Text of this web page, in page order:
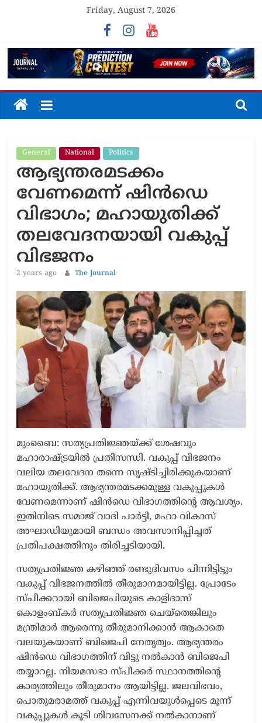
Friday, August 7, 2026
The
Unfolding
The
General National Politics
ആഭ്യന്തരമടക്കം
വേണമെന്ന് ഷിൻഡെ
വിഭാഗം; മഹായുതിക്ക്
തലവേദനയായി വകുപ്പ്
വിഭജനം
2 years ago The Journal
മുംബൈ: സത്യപ്രതിജ്ഞയ്ക്ക് ശേഷവും
മഹാരാഷ്ട്രയിൽ പ്രതിസന്ധി. വകുപ്പ് വിഭജനം
വലിയ തലവേദന തന്നെ സൃഷ്ടിച്ചിരിക്കുകയാണ്
മഹായുതിക്ക്. ആഭ്യന്തരമടക്കമുള്ള വകുപ്പുകൾ
വേണമെന്നാണ് ഷിൻഡെ വിഭാഗത്തിന്റെ ആവശ്യം.
ഇതിനിടെ സമാജ് വാദി പാർട്ടി, മഹാ വികാസ്
അഘാഡിയുമായി ബന്ധം അവസാനിപ്പിച്ചത്
പ്രതിപക്ഷത്തിനും തിരിച്ചടിയായി.
സത്യപ്രതിജ്ഞ കഴിഞ്ഞ് രണ്ടുദിവസം പിന്നിട്ടിട്ടും
വകുപ്പ് വിഭജനത്തിൽ തീരുമാനമായിട്ടില്ല. പ്രോടേം
സ്പീക്കറായി ബിജെപിയുടെ കാളിദാസ്
കൊളംബ്കർ സത്യപ്രതിജ്ഞ ചെയ്തെങ്കിലും
മന്ത്രിമാർ ആരെന്നു തീരുമാനിക്കാൻ ആകാതെ
വലയുകയാണ് ബിജെപി നേതൃത്വം. ആഭ്യന്തരം
ഷിൻഡെ വിഭാഗത്തിന് വിട്ടു നൽകാൻ ബിജെപി
തയ്യാറല്ല. നിയമസഭാ സ്പീക്കർ സ്ഥാനത്തിന്റെ
കാര്യത്തിലും തീരുമാനം ആയിട്ടില്ല. ജലവിഭവം,
പൊതുമരാമത്ത് വകുപ്പ് എന്നിവയുൾപ്പെടെ മൂന്ന്
വകുപ്പുകൾ കൂടി ശിവസേനക്ക് നൽകാനാണ്